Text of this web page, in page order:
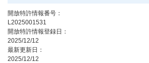
開放特許情報番号：
L2025001531
開放特許情報登録日：
2025/12/12
最新更新日：
2025/12/12